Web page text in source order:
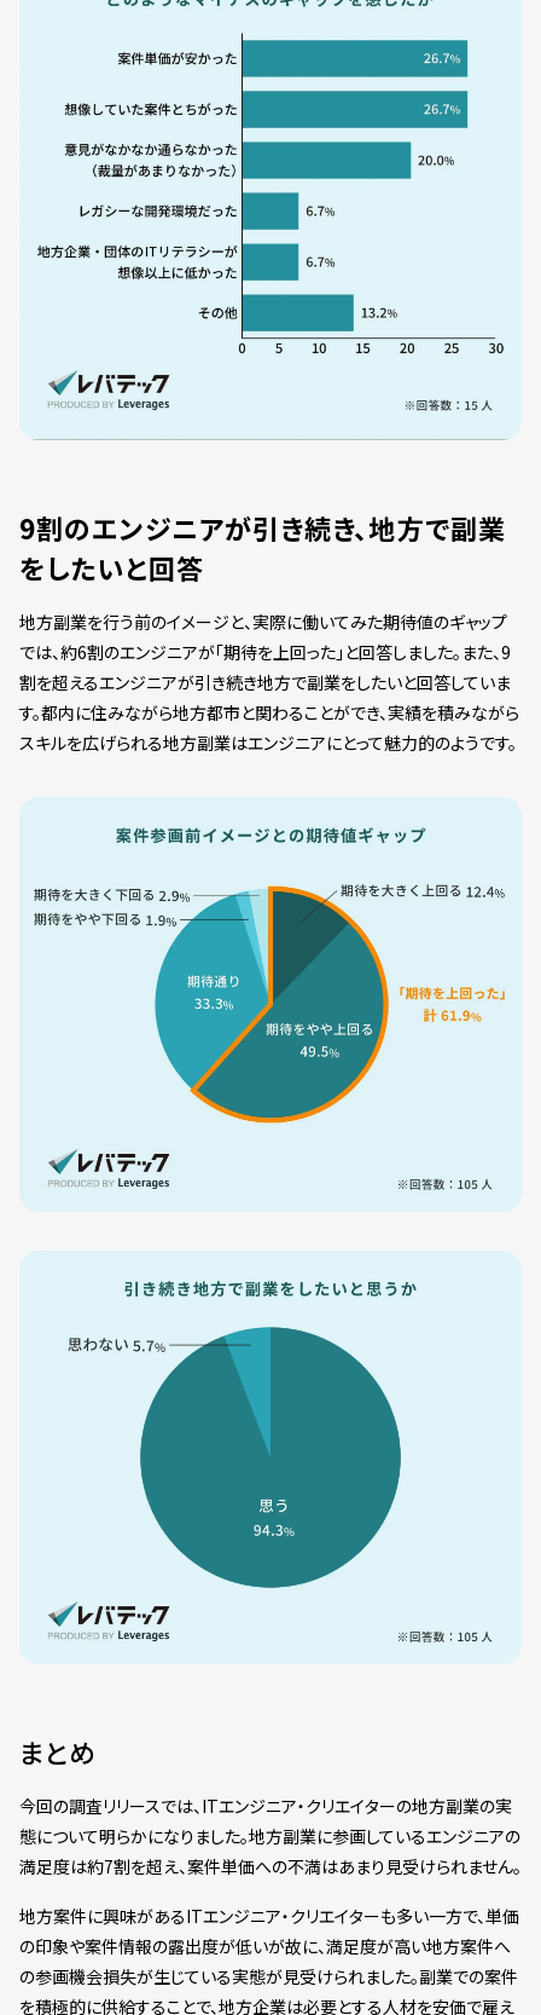
9割のエンジニアが引き続き、地方で副業
をしたいと回答
地方副業を行う前のイメージと、実際に働いてみた期待値のギャップ
では、約6割のエンジニアが「期待を上回った」と回答しました。また、9
割を超えるエンジニアが引き続き地方で副業をしたいと回答していま
す。都内に住みながら地方都市と関わることができ、実績を積みながら
スキルを広げられる地方副業はエンジニアにとって魅力的のようです。
まとめ
今回の調査リリースでは、ITエンジニア・クリエイターの地方副業の実
態について明らかになりました。地方副業に参画しているエンジニアの
満足度は約7割を超え、案件単価への不満はあまり見受けられません。
地方案件に興味があるITエンジニア・クリエイターも多い一方で、単価
の印象や案件情報の露出度が低いが故に、満足度が高い地方案件へ
の参画機会損失が生じている実態が見受けられました。副業での案件
を積極的に供給することで、地方企業は必要とする人材を安価で雇え